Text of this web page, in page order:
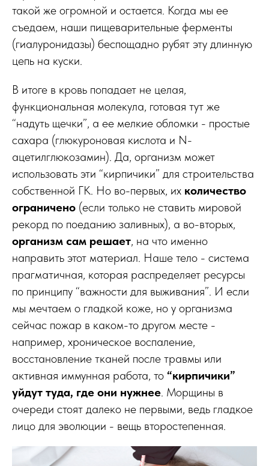
такой же огромной и остается. Когда мы ее
съедаем, наши пищеварительные ферменты
(гиалуронидазы) беспощадно рубят эту длинную
цепь на куски.
В итоге в кровь попадает не целая,
функциональная молекула, готовая тут же
“надуть щечки”, а ее мелкие обломки - простые
сахара (глюкуроновая кислота и N-
ацетилглюкозамин). Да, организм может
использовать эти “кирпичики” для строительства
собственной ГК. Но во-первых, их количество
ограничено (если только не ставить мировой
рекорд по поеданию заливных), а во-вторых,
организм сам решает, на что именно
направить этот материал. Наше тело - система
прагматичная, которая распределяет ресурсы
по принципу “важности для выживания”. И если
мы мечтаем о гладкой коже, но у организма
сейчас пожар в каком-то другом месте -
например, хроническое воспаление,
восстановление тканей после травмы или
активная иммунная работа, то “кирпичики”
уйдут туда, где они нужнее. Морщины в
очереди стоят далеко не первыми, ведь гладкое
лицо для эволюции - вещь второстепенная.